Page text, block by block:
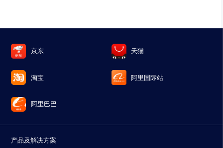
京东 天猫
淘宝 阿里国际站
阿里巴巴
产品及解决方案